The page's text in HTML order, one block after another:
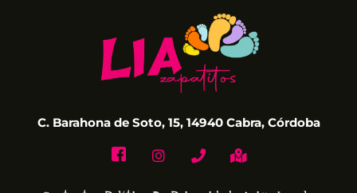
C. Barahona de Soto, 15, 14940 Cabra, Córdoba